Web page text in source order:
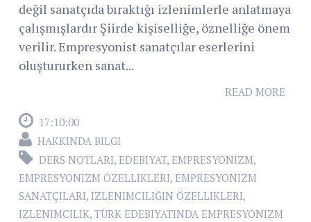
değil sanatçıda bıraktığı izlenimlerle anlatmaya
çalışmışlardır Şiirde kişiselliğe, öznelliğe önem
verilir. Empresyonist sanatçılar eserlerini
oluştururken sanat...
READ MORE
17:10:00
HAKKINDA BILGI
DERS NOTLARI, EDEBIYAT, EMPRESYONIZM,
EMPRESYONIZM ÖZELLIKLERI, EMPRESYONIZM
SANATÇILARI, IZLENIMCILIĞIN ÖZELLIKLERI,
IZLENIMCILIK, TÜRK EDEBIYATINDA EMPRESYONIZM